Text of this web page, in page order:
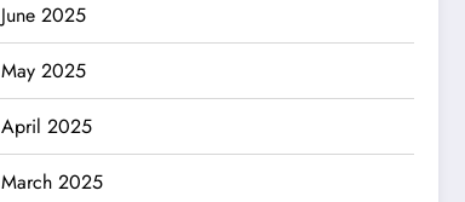
June 2025
May 2025
April 2025
March 2025